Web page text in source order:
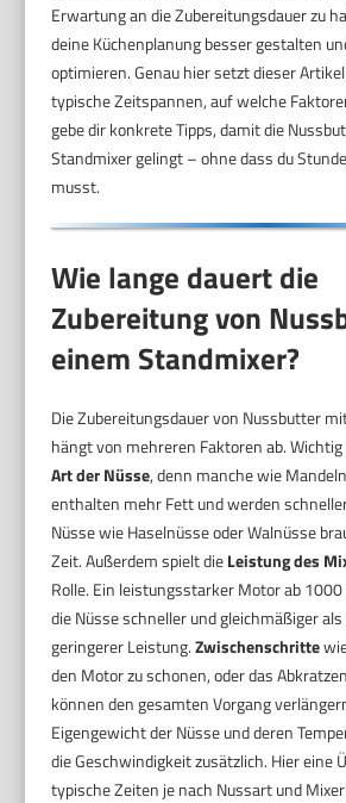
Erwartung an die Zubereitungsdauer zu
deine Küchenplanung besser gestalten
optimieren. Genau hier setzt dieser
typische Zeitspannen, auf welche
gebe dir konkrete Tipps, damit die
Standmixer gelingt – ohne dass du
musst.
Wie lange dauert die
Zubereitung von
einem Standmixer?
Die Zubereitungsdauer von Nussbutter
hängt von mehreren Faktoren ab.
Art der Nüsse, denn manche wie
enthalten mehr Fett und werden
Nüsse wie Haselnüsse oder Walnüsse
Zeit. Außerdem spielt dieLeistung des
Rolle. Ein leistungsstarker Motor ab
die Nüsse schneller und gleichmäßiger
geringerer Leistung.Zwischenschritte
den Motor zu schonen, oder das
können den gesamten Vorgang
Eigengewicht der Nüsse und deren
die Geschwindigkeit zusätzlich. Hier eine
typische Zeiten je nach Nussart und